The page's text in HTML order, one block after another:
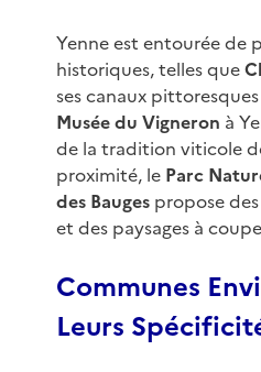
Yenne est entourée de
historiques, telles que
ses canaux
Musée du Vigneron à
de la tradition viticole
proximité, le Parc
des Baugespropose
et des paysages à
Communes
Leurs